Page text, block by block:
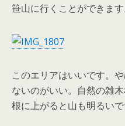
笹山に行くことができます
このエリアはいいです。
ないのがいい。自然の雑
根に上がると山も明るいで